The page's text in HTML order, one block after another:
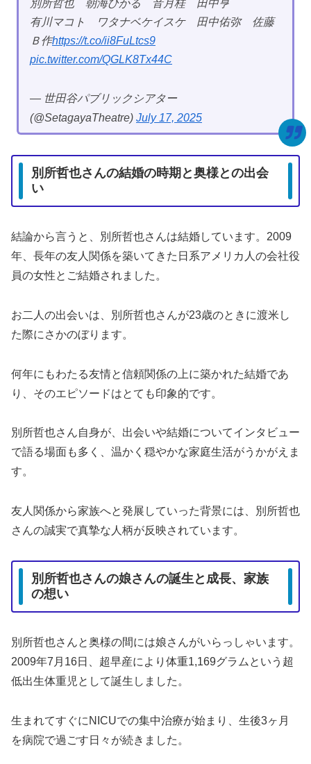
別所哲也 朝海ひかる 音月桂 田中亨
有川マコト ワタナベケイスケ 田中佑弥 佐藤
Ｂ作https://t.co/ii8FuLtcs9
pic.twitter.com/QGLK8Tx44C
— 世田谷パブリックシアター
(@SetagayaTheatre) July 17, 2025
別所哲也さんの結婚の時期と奥様との出会
い
結論から言うと、別所哲也さんは結婚しています。2009
年、長年の友人関係を築いてきた日系アメリカ人の会社役
員の女性とご結婚されました。
お二人の出会いは、別所哲也さんが23歳のときに渡米し
た際にさかのぼります。
何年にもわたる友情と信頼関係の上に築かれた結婚であ
り、そのエピソードはとても印象的です。
別所哲也さん自身が、出会いや結婚についてインタビュー
で語る場面も多く、温かく穏やかな家庭生活がうかがえま
す。
友人関係から家族へと発展していった背景には、別所哲也
さんの誠実で真摯な人柄が反映されています。
別所哲也さんの娘さんの誕生と成長、家族
の想い
別所哲也さんと奥様の間には娘さんがいらっしゃいます。
2009年7月16日、超早産により体重1,169グラムという超
低出生体重児として誕生しました。
生まれてすぐにNICUでの集中治療が始まり、生後3ヶ月
を病院で過ごす日々が続きました。